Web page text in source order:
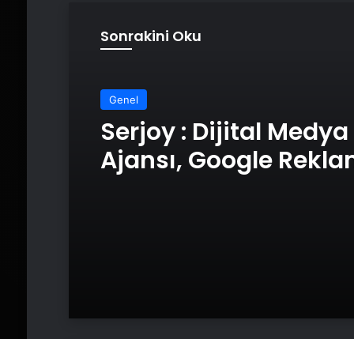
Sonrakini Oku
Genel
Serjoy : Dijital Medya
Ajansı, Google